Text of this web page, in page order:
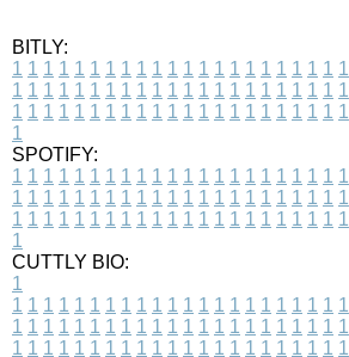
BITLY:
1 1 1 1 1 1 1 1 1 1 1 1 1 1 1 1 1 1 1 1 1 1
1 1 1 1 1 1 1 1 1 1 1 1 1 1 1 1 1 1 1 1 1 1
1 1 1 1 1 1 1 1 1 1 1 1 1 1 1 1 1 1 1 1 1 1
1
SPOTIFY:
1 1 1 1 1 1 1 1 1 1 1 1 1 1 1 1 1 1 1 1 1 1
1 1 1 1 1 1 1 1 1 1 1 1 1 1 1 1 1 1 1 1 1 1
1 1 1 1 1 1 1 1 1 1 1 1 1 1 1 1 1 1 1 1 1 1
1
CUTTLY BIO:
1
1 1 1 1 1 1 1 1 1 1 1 1 1 1 1 1 1 1 1 1 1 1
1 1 1 1 1 1 1 1 1 1 1 1 1 1 1 1 1 1 1 1 1 1
1 1 1 1 1 1 1 1 1 1 1 1 1 1 1 1 1 1 1 1 1 1